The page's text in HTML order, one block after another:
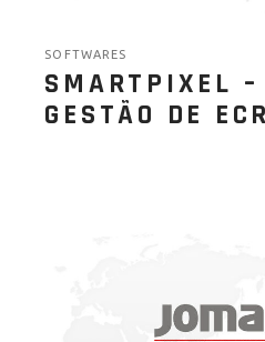
SOFTWARES
SMARTPIXEL
GESTÃO DE